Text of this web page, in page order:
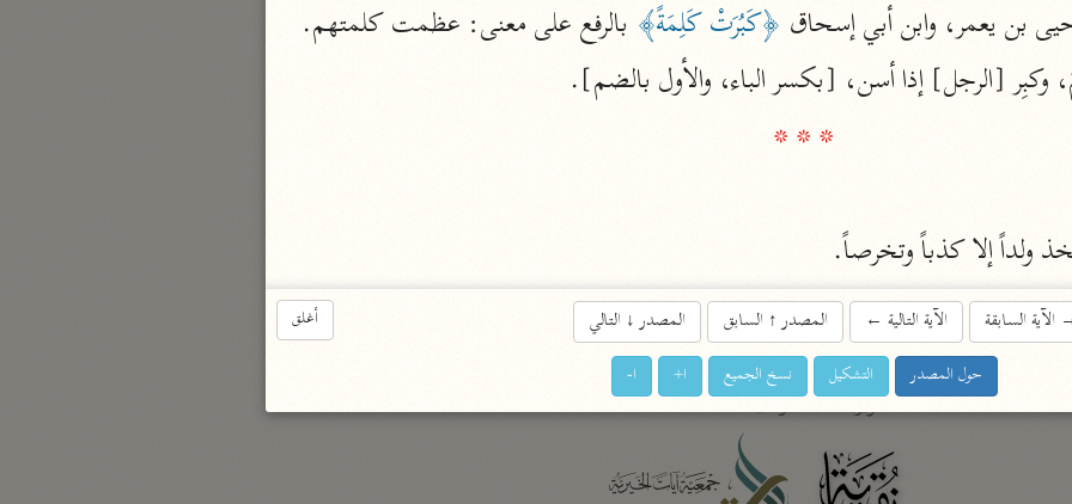
اشترك لتصلك أخبار مشاريعنا
اشترك
تعليمات
•
أندرويد
أيفون
تطوير
رعاية
بن يعمر، وابن أبي إسحاق ﴿كَبُرَتْ كَلِمَةً﴾ بالرفع على معنى: عظمت كلمتهم.
وكبِر [الرجل] إذا أسن، [بكسر الباء، والأول بالضم].
* * *
ولداً إلا كذباً وتخرصاً.
أغلق الآية السابقة الآية التالية ← المصدر↑السابق المصدر↓التالي
حول المصدر التشكيل نسخ الجميع ا+ ا-